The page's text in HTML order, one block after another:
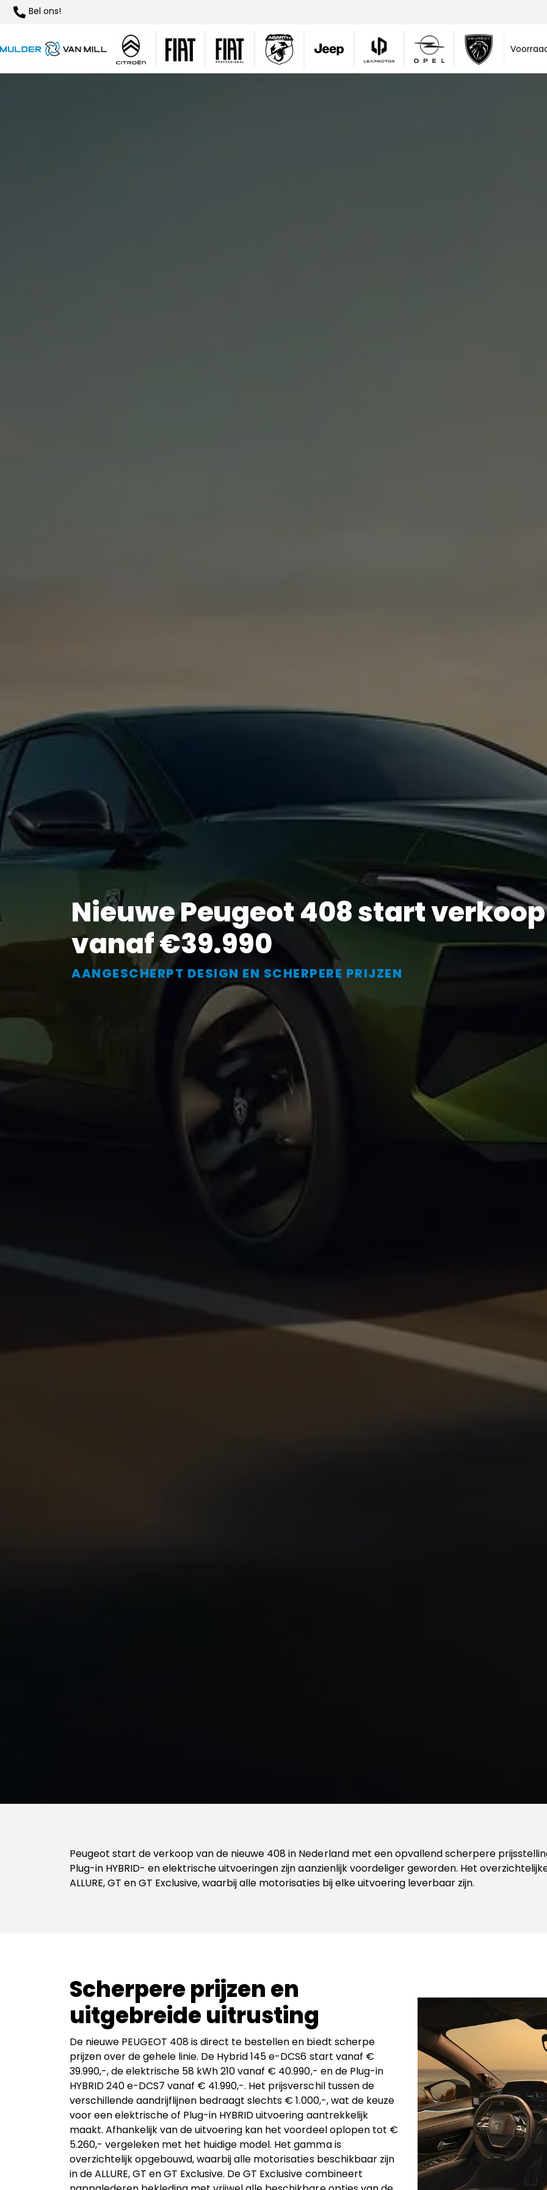
Bel ons!
Nieuwe Peugeot 408 start verkoop
vanaf €39.990
AANGESCHERPT DESIGN EN SCHERPERE PRIJZEN
Peugeot start de verkoop van de nieuwe 408 in Nederland met een opvallend scherpere
Plug-in HYBRID- en elektrische uitvoeringen zijn aanzienlijk voordeliger geworden. Het
ALLURE, GT en GT Exclusive, waarbij alle motorisaties bij elke uitvoering leverbaar zijn.
Scherpere prijzen en
uitgebreide uitrusting
De nieuwe PEUGEOT 408 is direct te bestellen en biedt scherpe
prijzen over de gehele linie. De Hybrid 145 e-DCS6 start vanaf €
39.990,-, de elektrische 58 kWh 210 vanaf € 40.990,- en de Plug-in
HYBRID 240 e-DCS7 vanaf € 41.990,-. Het prijsverschil tussen de
verschillende aandrijflijnen bedraagt slechts € 1.000,-, wat de keuze
voor een elektrische of Plug-in HYBRID uitvoering aantrekkelijk
maakt. Afhankelijk van de uitvoering kan het voordeel oplopen tot €
5.260,- vergeleken met het huidige model. Het gamma is
overzichtelijk opgebouwd, waarbij alle motorisaties beschikbaar zijn
in de ALLURE, GT en GT Exclusive. De GT Exclusive combineert